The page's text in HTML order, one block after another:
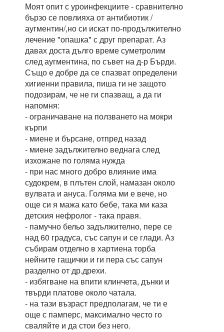
Моят опит с уроинфекциите - сравнително
бързо се повлияха от антибиотик /
аугментин/,но си искат по-продължително
лечение "опашка" с друг препарат. Аз
давах доста дълго време суметролим
след аугментина, по съвет на д-р Бърди.
Също е добре да се спазват определени
хигиенни правила, пиша ги не защото
подозирам, че не ги спазващ, а да ги
напомня:
- ограничаване на ползването на мокри
кърпи
- миене и бърсане, отпред назад
- миене задължително веднага след
изхожане по голяма нужда
- при нас много добро влияние има
судокрем, в плътен слой, намазан около
вулвата и ануса. Голяма ми е вече, но
още си я мажа като бебе, така ми каза
детския нефролог - така правя.
- памучно бельо задължително, пере се
над 60 градуса, със сапун и се глади. Аз
събирам отделно в хартиена торба
нейните гащички и ги пера със сапун
разделно от др.дрехи.
- избягване на впити клинчета, дънки и
твърди платове около чатала.
- на тази възраст предполагам, че ти е
още с памперс, максимално често го
сваляйте и да стои без него.